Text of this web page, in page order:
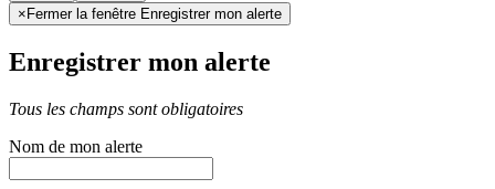
× Fermer la fenêtre Enregistrer mon alerte
Enregistrer mon alerte
Tous les champs sont obligatoires
Nom de mon alerte